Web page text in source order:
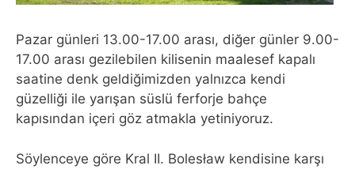
Pazar günleri 13.00-17.00 arası, diğer günler 9.00-
17.00 arası gezilebilen kilisenin maalesef kapalı
saatine denk geldiğimizden yalnızca kendi
güzelliği ile yarışan süslü ferforje bahçe
kapısından içeri göz atmakla yetiniyoruz.
Söylenceye göre Kral II. Bolesław kendisine karşı